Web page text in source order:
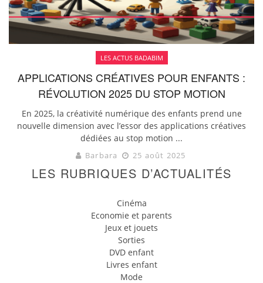
LES ACTUS BADABIM
APPLICATIONS CRÉATIVES POUR ENFANTS :
RÉVOLUTION 2025 DU STOP MOTION
En 2025, la créativité numérique des enfants prend une
nouvelle dimension avec l’essor des applications créatives
dédiées au stop motion ...
Barbara 25 août 2025
LES RUBRIQUES D’ACTUALITÉS
Cinéma
Economie et parents
Jeux et jouets
Sorties
DVD enfant
Livres enfant
Mode